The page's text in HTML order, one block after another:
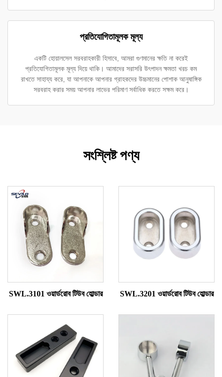
প্রতিযোগিতামূলক মূল্য
একটি হোয়ালসেল সরবরাহকারী হিসাবে, আমরা গুণমানের ক্ষতি না করেই
প্রতিযোগিতামূলক মূল্য দিয়ে থাকি। আমাদের সরাসরি উৎপাদন ক্ষমতা খরচ কম
রাখতে সাহায্য করে, যা আপনাকে আপনার গ্রাহকদের উচ্চমানের পোশাক আনুষাঙ্গিক
সরবরাহ করার সময় আপনার লাভের পরিমাণ সর্বাধিক করতে সক্ষম করে।
সংশ্লিষ্ট পণ্য
SWL.3101 ওয়ার্ডরোব টিউব হোল্ডার SWL.3201 ওয়ার্ডরোব টিউব হোল্ডার